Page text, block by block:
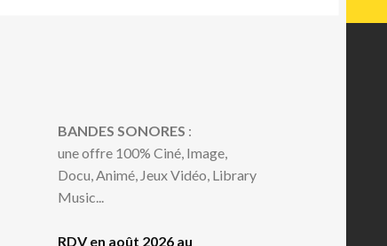
BANDES SONORES :
une offre 100% Ciné, Image,
Docu, Animé, Jeux Vidéo, Library
Music...
RDV en août 2026 au